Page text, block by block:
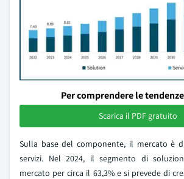
Per comprendere le
Scarica il PDF gratuito
Sulla base del componente, il mercato è
servizi. Nel 2024, il segmento di
mercato per circa il 63,3% e si prevede di